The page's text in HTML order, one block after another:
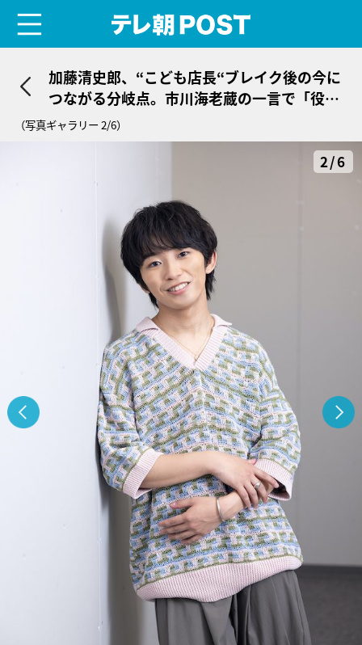
加藤清史郎、“こども店長“ブレイク後の今に
つながる分岐点。市川海老蔵の一言で「役者
として生きていく覚悟を決めた」
（写真ギャラリー 2/6）
2/6